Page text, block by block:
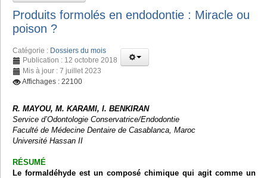
Produits formolés en endodontie : Miracle ou
poison ?
Catégorie : Dossiers du mois
Publication : 12 octobre 2018
Mis à jour : 7 juillet 2023
Affichages : 22100
R. MAYOU, M. KARAMI, I. BENKIRAN
Service d’Odontologie Conservatrice/Endodontie
Faculté de Médecine Dentaire de Casablanca, Maroc
Université Hassan II
RÉSUMÉ
Le formaldéhyde est un composé chimique qui agit comme un